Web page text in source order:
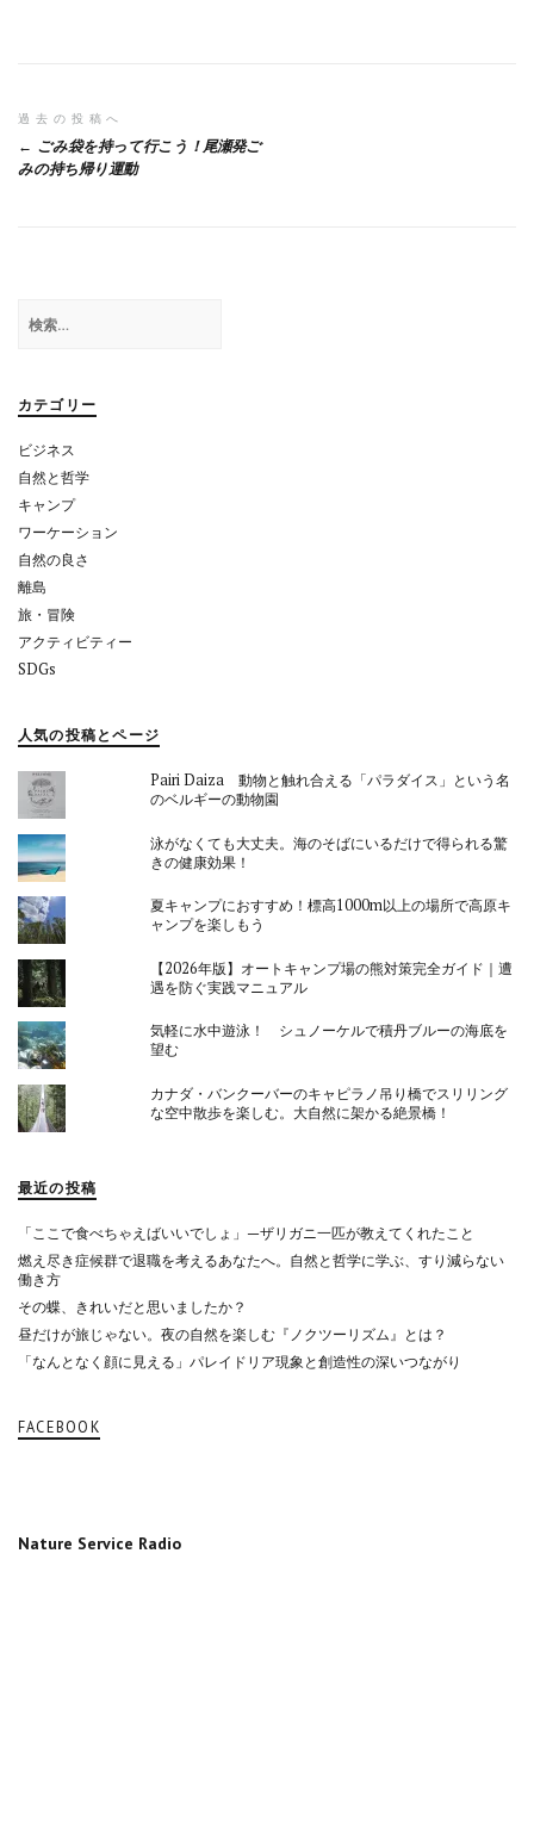
投
稿
ー
ョ
ン
過去の投稿へ
ごみ袋を持って行こう！尾瀬発ご
みの持ち帰り運動
索:
カテゴリー
ビジネス
自然と哲学
キャンプ
ワーケーション
自然の良さ
離島
旅・冒険
アクティビティー
SDGs
人気の投稿とページ
Pairi Daiza 動物と触れ合える「パラダイス」という名
のベルギーの動物園
泳がなくても大丈夫。海のそばにいるだけで得られる驚
きの健康効果！
夏キャンプにおすすめ！標高1000m以上の場所で高原キ
ャンプを楽しもう
【2026年版】オートキャンプ場の熊対策完全ガイド｜遭
遇を防ぐ実践マニュアル
気軽に水中遊泳！ シュノーケルで積丹ブルーの海底を
望む
カナダ・バンクーバーのキャピラノ吊り橋でスリリング
な空中散歩を楽しむ。大自然に架かる絶景橋！
最近の投稿
「ここで食べちゃえばいいでしょ」—ザリガニ一匹が教えてくれたこと
燃え尽き症候群で退職を考えるあなたへ。自然と哲学に学ぶ、すり減らない
働き方
その蝶、きれいだと思いましたか？
昼だけが旅じゃない。夜の自然を楽しむ『ノクツーリズム』とは？
「なんとなく顔に見える」パレイドリア現象と創造性の深いつながり
FACEBOOK
Nature Service Radio